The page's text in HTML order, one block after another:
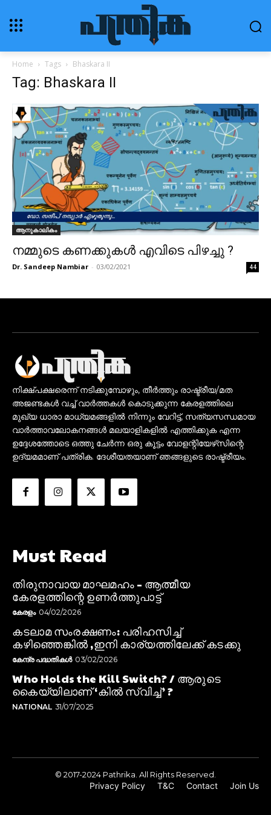
Home Tags Bhaskara II
Tag: Bhaskara II
ആനുകാലികം
നമ്മുടെ കണക്കുകൾ എവിടെ പിഴച്ചു ?
Dr. Sandeep Nambiar - 03/02/2021 44
നിക്ഷ്പക്ഷരെന്ന് നടിക്കുമ്പോഴും, തീർത്തും രാഷ്ട്രീയ/മത
അജണ്ടകൾ വച്ച് വാർത്തകൾ കൊടുക്കുന്ന കേരളത്തിലെ
മുഖ്യ ധാരാ മാധ്യമങ്ങളിൽ നിന്നും വേറിട്ട്, സത്യസന്ധമായ
വാർത്താവലോകനങ്ങൾ മലയാളികളിൽ എത്തിക്കുക എന്ന
ഉദ്ദേശത്തോടെ ഒത്തു ചേർന്ന ഒരു കൂട്ടം വോളന്റിയേഴ്‌സിന്റെ
ഉദ്യമമാണ് പത്രിക. ദേശീയതയാണ് ഞങ്ങളുടെ രാഷ്ട്രീയം.
Must Read
തിരുനാവായ മാഘമഹം – ആത്മീയ
കേരളത്തിന്റെ ഉണർത്തുപാട്ട്
കേരളം 04/02/2026
കടലാമ സംരക്ഷണം: പരിഹസിച്ച്
കഴിഞ്ഞെങ്കിൽ ,ഇനി കാര്യത്തിലേക്ക് കടക്കു
കേന്ദ്ര പദ്ധതികൾ 03/02/2026
Who Holds the Kill Switch? / ആരുടെ
കൈയ്യിലാണ് ‘കിൽ സ്വിച്ച്’ ?
NATIONAL 31/07/2025
© 2017-2024 Pathrika. All Rights Reserved.
Privacy Policy T&C Contact Join Us